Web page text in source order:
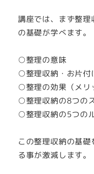
講座では、まず整
の基礎が学べます。
○整理の意味
○整理収納・お片付
○整理の効果（メリ
○整理収納の8つの
○整理収納の5つの
この整理収納の基
る事が激減します。